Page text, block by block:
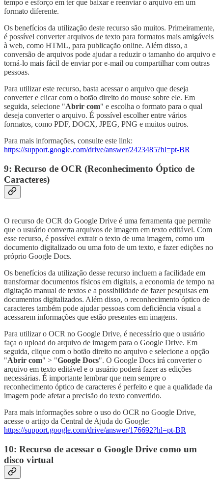
tempo e esforço em ter que baixar e reenviar o arquivo em um
formato diferente.
Os benefícios da utilização deste recurso são muitos. Primeiramente,
é possível converter arquivos de texto para formatos mais amigáveis ​​
à web, como HTML, para publicação online. Além disso, a
conversão de arquivos pode ajudar a reduzir o tamanho do arquivo e
torná-lo mais fácil de enviar por e-mail ou compartilhar com outras
pessoas.
Para utilizar este recurso, basta acessar o arquivo que deseja
converter e clicar com o botão direito do mouse sobre ele. Em
seguida, selecione "Abrir com" e escolha o formato para o qual
deseja converter o arquivo. É possível escolher entre vários
formatos, como PDF, DOCX, JPEG, PNG e muitos outros.
Para mais informações, consulte este link:
https://support.google.com/drive/answer/2423485?hl=pt-BR
9: Recurso de OCR (Reconhecimento Óptico de
Caracteres)
O recurso de OCR do Google Drive é uma ferramenta que permite
que o usuário converta arquivos de imagem em texto editável. Com
esse recurso, é possível extrair o texto de uma imagem, como um
documento digitalizado ou uma foto de um texto, e fazer edições no
próprio Google Docs.
Os benefícios da utilização desse recurso incluem a facilidade em
transformar documentos físicos em digitais, a economia de tempo na
digitação manual de textos e a possibilidade de fazer pesquisas em
documentos digitalizados. Além disso, o reconhecimento óptico de
caracteres também pode ajudar pessoas com deficiência visual a
acessarem informações que estão presentes em imagens.
Para utilizar o OCR no Google Drive, é necessário que o usuário
faça o upload do arquivo de imagem para o Google Drive. Em
seguida, clique com o botão direito no arquivo e selecione a opção
"Abrir com" > "Google Docs". O Google Docs irá converter o
arquivo em texto editável e o usuário poderá fazer as edições
necessárias. É importante lembrar que nem sempre o
reconhecimento óptico de caracteres é perfeito e que a qualidade da
imagem pode afetar a precisão do texto convertido.
Para mais informações sobre o uso do OCR no Google Drive,
acesse o artigo da Central de Ajuda do Google:
https://support.google.com/drive/answer/176692?hl=pt-BR
10: Recurso de acessar o Google Drive como um
disco virtual